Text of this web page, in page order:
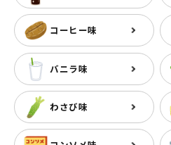
コーヒー味
バニラ味
わさび味